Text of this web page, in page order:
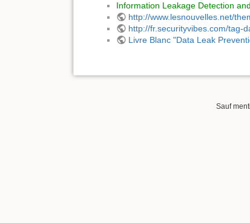
Information Leakage Detection
http://www.lesnouvelles.net/
http://fr.securityvibes.com/tag-
Livre Blanc "Data Leak
Sauf